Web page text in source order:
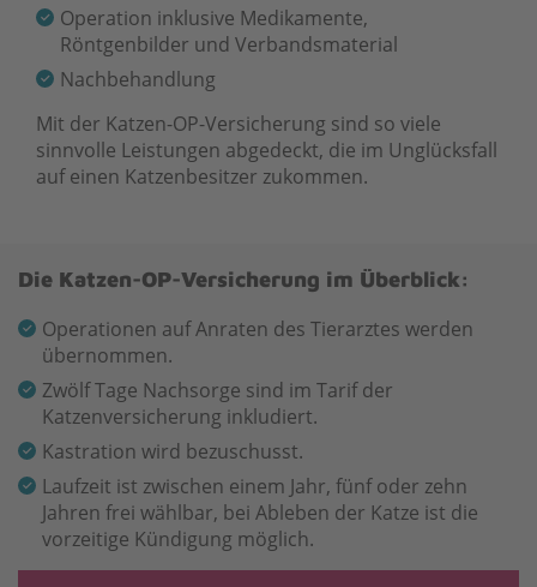
Operation inklusive Medikamente,
Röntgenbilder und Verbandsmaterial
Nachbehandlung
Mit der Katzen-OP-Versicherung sind so viele
sinnvolle Leistungen abgedeckt, die im Unglücksfall
auf einen Katzenbesitzer zukommen.
Die Katzen-OP-Versicherung im Überblick:
Operationen auf Anraten des Tierarztes werden
übernommen.
Zwölf Tage Nachsorge sind im Tarif der
Katzenversicherung inkludiert.
Kastration wird bezuschusst.
Laufzeit ist zwischen einem Jahr, fünf oder zehn
Jahren frei wählbar, bei Ableben der Katze ist die
vorzeitige Kündigung möglich.